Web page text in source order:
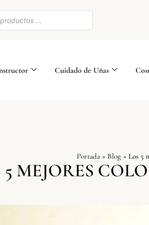
Cuidado de Uñas
Portada » Blog » Los 5
5 MEJORES